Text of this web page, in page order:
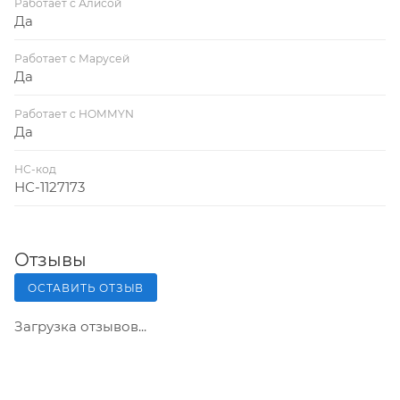
Работает с Алисой
Да
Работает с Марусей
Да
Работает с HOMMYN
Да
НС-код
НС-1127173
Отзывы
ОСТАВИТЬ ОТЗЫВ
Загрузка отзывов...